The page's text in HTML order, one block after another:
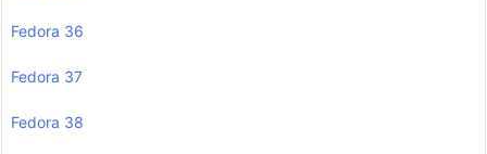
Fedora 36
Fedora 37
Fedora 38